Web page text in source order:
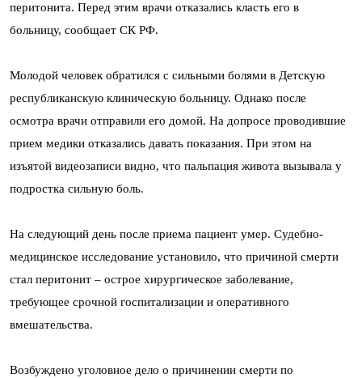
перитонита. Перед этим врачи отказались класть его в
больницу, сообщает СК РФ.
Молодой человек обратился с сильными болями в Детскую
республиканскую клиническую больницу. Однако после
осмотра врачи отправили его домой. На допросе проводившие
прием медики отказались давать показания. При этом на
изъятой видеозаписи видно, что пальпация живота вызывала у
подростка сильную боль.
На следующий день после приема пациент умер. Судебно-
медицинское исследование установило, что причиной смерти
стал перитонит – острое хирургическое заболевание,
требующее срочной госпитализации и оперативного
вмешательства.
Возбуждено уголовное дело о причинении смерти по